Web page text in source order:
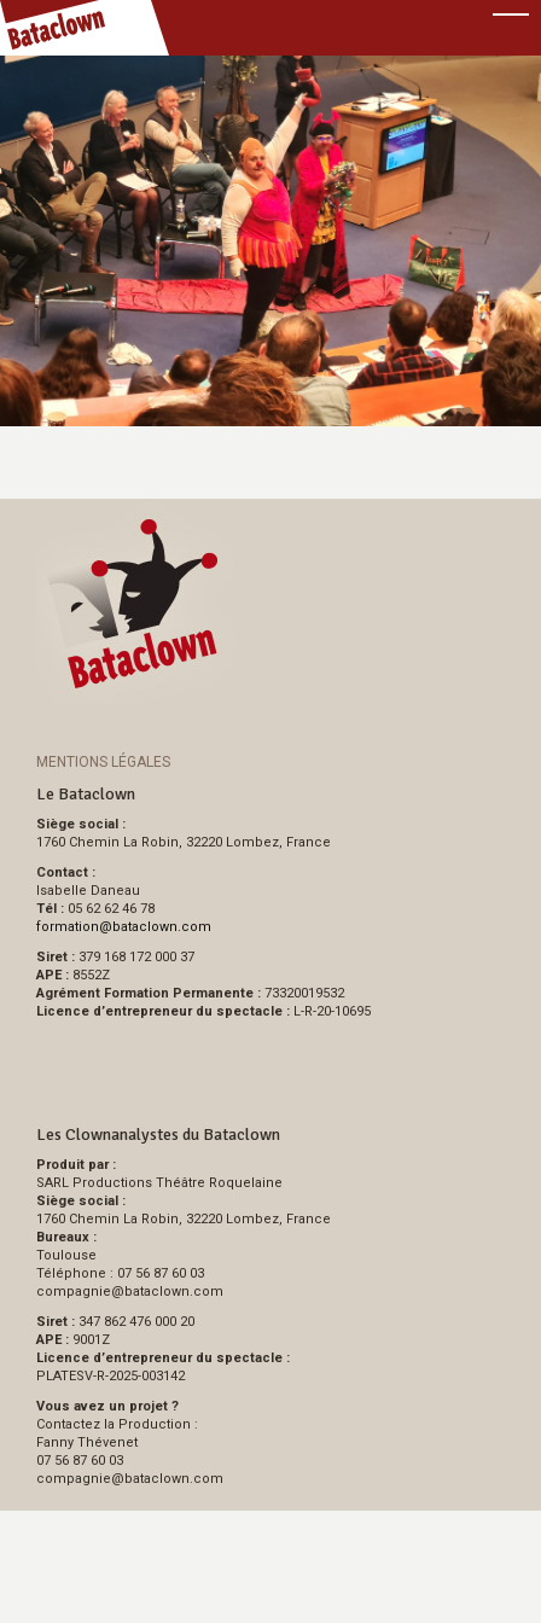
MENTIONS LÉGALES
Le Bataclown
Siège social :
1760 Chemin La Robin, 32220 Lombez, France
Contact :
Isabelle Daneau
Tél : 05 62 62 46 78
formation@bataclown.com
Siret : 379 168 172 000 37
APE : 8552Z
Agrément Formation Permanente : 73320019532
Licence d’entrepreneur du spectacle : L-R-20-10695
Les Clownanalystes du Bataclown
Produit par :
SARL Productions Théâtre Roquelaine
Siège social :
1760 Chemin La Robin, 32220 Lombez, France
Bureaux :
Toulouse
Téléphone : 07 56 87 60 03
compagnie@bataclown.com
Siret : 347 862 476 000 20
APE : 9001Z
Licence d’entrepreneur du spectacle :
PLATESV-R-2025-003142
Vous avez un projet ?
Contactez la Production :
Fanny Thévenet
07 56 87 60 03
compagnie@bataclown.com